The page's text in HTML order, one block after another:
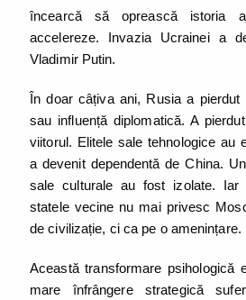
încearcă să oprească istoria
accelereze. Invazia Ucrainei a
Vladimir Putin.
În doar câțiva ani, Rusia a pierdut
sau influență diplomatică. A
viitorul. Elitele sale tehnologice au
a devenit dependentă de China.
sale culturale au fost izolate. Iar
statele vecine nu mai privesc
de civilizație, ci ca pe o amenințare.
Această transformare psihologică
mare înfrângere strategică